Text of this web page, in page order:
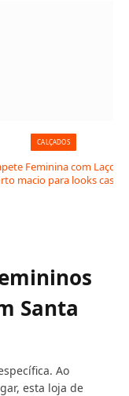
CALÇADOS
Feminina com Laço:
macio para looks
Santa
Ao
esta loja de